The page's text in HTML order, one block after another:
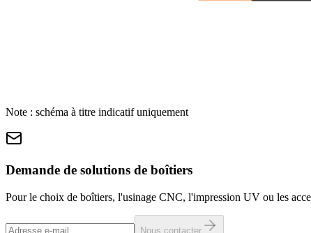
Note : schéma à titre indicatif uniquement
Demande de solutions de boîtiers
Pour le choix de boîtiers, l'usinage CNC, l'impression UV ou les
Nous contacter